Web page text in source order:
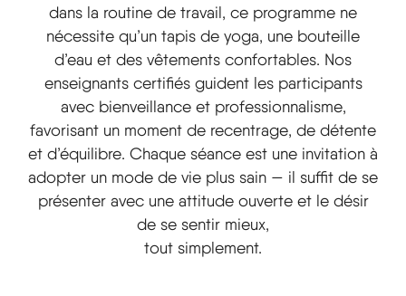
dans la routine de travail, ce programme ne
nécessite qu’un tapis de yoga, une bouteille
d’eau et des vêtements confortables. Nos
enseignants certifiés guident les participants
avec bienveillance et professionnalisme,
favorisant un moment de recentrage, de détente
et d’équilibre. Chaque séance est une invitation à
adopter un mode de vie plus sain — il suffit de se
présenter avec une attitude ouverte et le désir
de se sentir mieux,
tout simplement.